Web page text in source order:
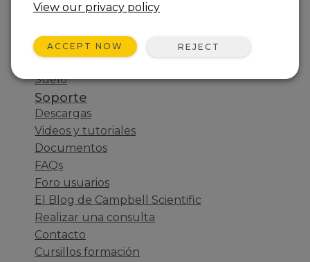
Agua
Flujo gas y turbulencia
Infraestructuras
Suelo
Soporte
Descargas
Videos y tutoriales
Documentos
FAQs
Foro usuarios
El Blog de Campbell Scientific
Realizar una consulta
Contacto
Cursillos formación
View our privacy policy
ACCEPT NOW REJECT